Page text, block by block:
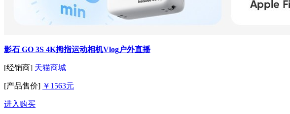
影石 GO 3S 4K拇指运动相机Vlog户外直播
[经销商] 天猫商城
[产品售价] ￥1563元
进入购买